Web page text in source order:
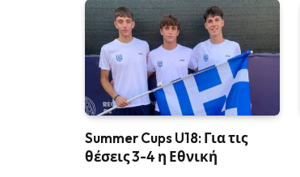
Summer Cups U18: Για τις
θέσεις 3-4 η Εθνική